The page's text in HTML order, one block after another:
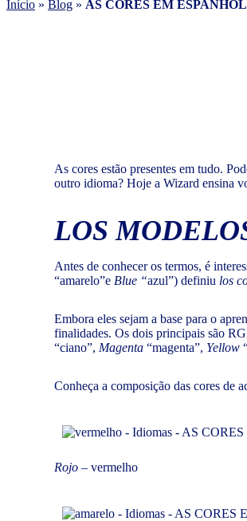
Início » Blog » AS CORES EM ESPANHOL
As cores estão presentes em tudo.
outro idioma? Hoje a Wizard ensina
LOS
Antes de conhecer os termos, é
“amarelo”e Blue “azul”) definiu los
Embora eles sejam a base para o
finalidades. Os dois principais são
“ciano”, Magenta “magenta”, Yellow
Conheça a composição das cores de
Rojo – vermelho